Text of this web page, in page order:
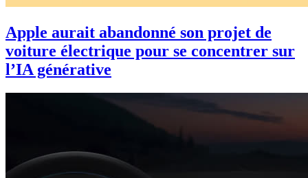
Apple aurait abandonné son projet de
voiture électrique pour se concentrer sur
l’IA générative